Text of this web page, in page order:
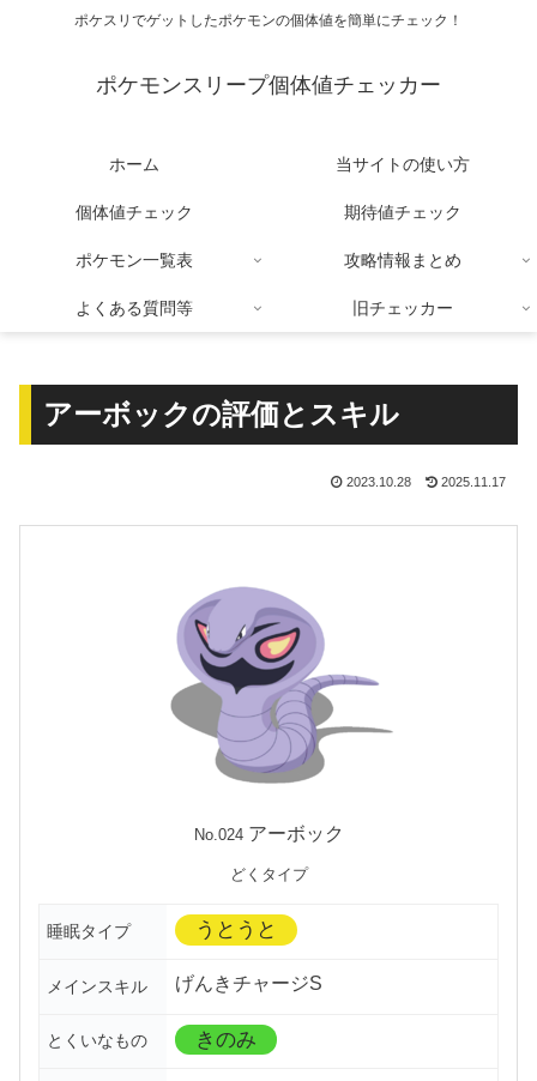
ポケスリでゲットしたポケモンの個体値を簡単にチェック！
ポケモンスリープ個体値チェッカー
ホーム 当サイトの使い方
個体値チェック 期待値チェック
ポケモン一覧表 攻略情報まとめ
よくある質問等 旧チェッカー
アーボックの評価とスキル
2023.10.28 2025.11.17
No.024アーボック
どくタイプ
睡眠タイプ うとうと
メインスキル げんきチャージS
とくいなもの きのみ